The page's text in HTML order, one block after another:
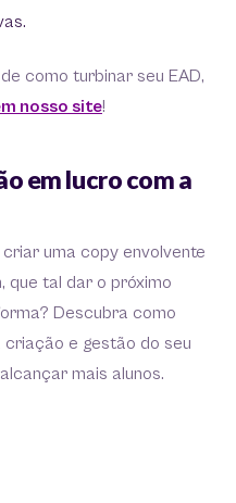
como turbinar seu EAD,
nosso site!
em lucro com a
uma copy envolvente
que tal dar o próximo
Descubra como
e gestão do seu
mais alunos.